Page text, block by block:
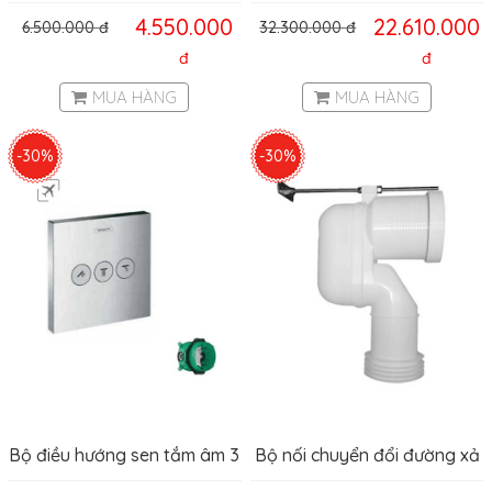
Hafele 589.29.950
4.550.000
đ
6.500.000đ
MUA HÀNG
ShowerSelect Hafele
22.610.000
đ
32.300.000đ
MUA HÀNG
Bộ điều hướng sen tắm âm 3
-30%
Bộ nối chuyển đổi đường xả
-30%